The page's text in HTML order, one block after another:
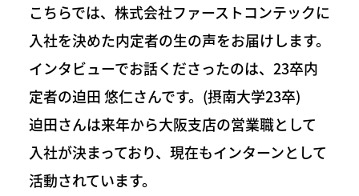
こちらでは、株式会社ファーストコンテックに
入社を決めた内定者の生の声をお届けします。
インタビューでお話くださったのは、23卒内
定者の迫田 悠仁さんです。(摂南大学23卒)
迫田さんは来年から大阪支店の営業職として
入社が決まっており、現在もインターンとして
活動されています。